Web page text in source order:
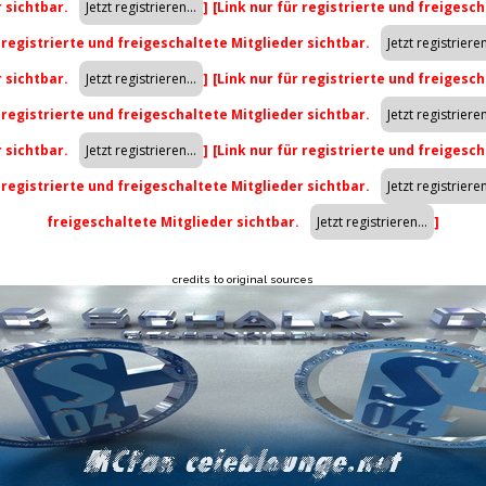
sichtbar. ] [Link nur für registrierte und
und freigeschaltete Mitglieder sichtbar.
sichtbar.
] [Link nur für registrierte und
und freigeschaltete Mitglieder sichtbar.
sichtbar.
] [Link nur für registrierte und
und freigeschaltete Mitglieder sichtbar.
freigeschaltete Mitglieder sichtbar.
]
credits to original sources